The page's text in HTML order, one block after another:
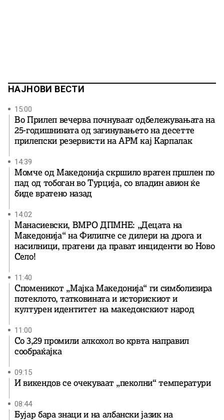
НАЈНОВИ ВЕСТИ
15:00
Во Прилеп вечерва почнуваат одбележувањата на
25-годишнината од загинувањето на десетте
прилепски резервисти на АРМ кај Карпалак
14:39
Момче од Македонија скршило вратен пршлен по
пад од тобоган во Турција, со владин авион ќе
биде вратенo назад
14:02
Манасиевски, ВМРО ДПМНЕ: „Децата на
Македонија“ на Филипче се дилери на дрога и
насилници, пратени да прават инциденти во Ново
Село!
11:40
Споменикот „Мајка Македонија“ ги симболизира
потеклото, татковината и историскиот и
културен идентитет на македонскиот народ
11:00
Со 3,29 промили алкохол во крвта направил
сообраќајка
09:15
И викендов се очекуваат „пеколни“ температури
08:44
Бујар бара знаци и на албански јазик на